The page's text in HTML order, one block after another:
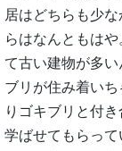
居はどちらも少
らはなんともは
て古い建物が多
ブリが住み着い
りゴキブリと付
学ばせてもらっ